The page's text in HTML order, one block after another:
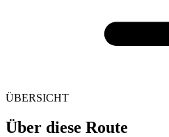
ÜBERSICHT
Über diese Route